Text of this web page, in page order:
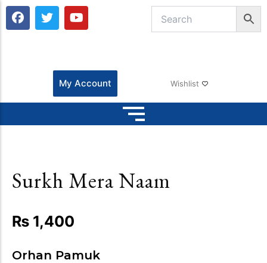
F
a
T
w
e
Y
o
b
e
My Account Wishlist
Surkh Mera Naam
₨ 1,400
Orhan Pamuk